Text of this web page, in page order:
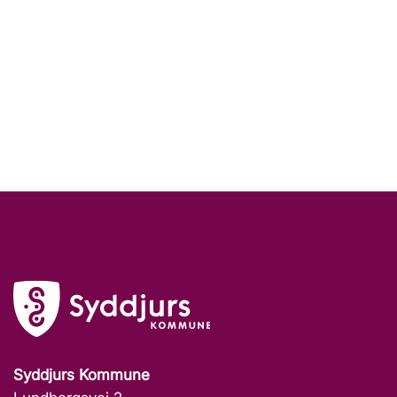
Syddjurs Kommune